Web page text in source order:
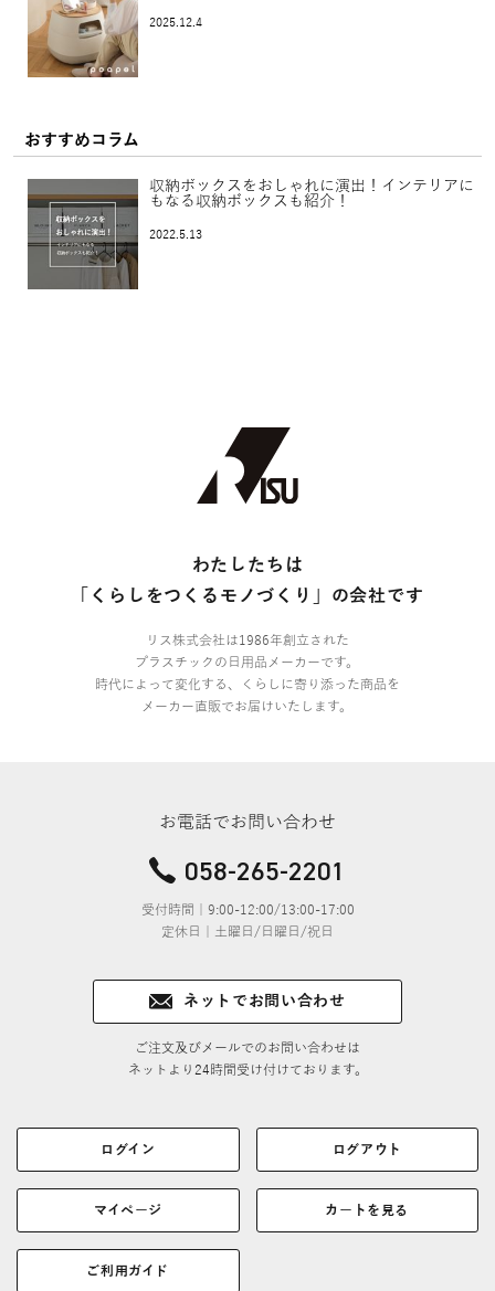
2025.12.4
おすすめコラム
収納ボックスをおしゃれに演出！インテリアに
もなる収納ボックスも紹介！
2022.5.13
わたしたちは
「くらしをつくるモノづくり」の会社です
リス株式会社は1986年創立された
プラスチックの日用品メーカーです。
時代によって変化する、くらしに寄り添った商品を
メーカー直販でお届けいたします。
お電話でお問い合わせ
058-265-2201
受付時間｜9:00-12:00/13:00-17:00
定休日｜土曜日/日曜日/祝日
ネットでお問い合わせ
ご注文及びメールでのお問い合わせは
ネットより24時間受け付けております。
ログイン ログアウト
マイページ カートを見る
ご利用ガイド